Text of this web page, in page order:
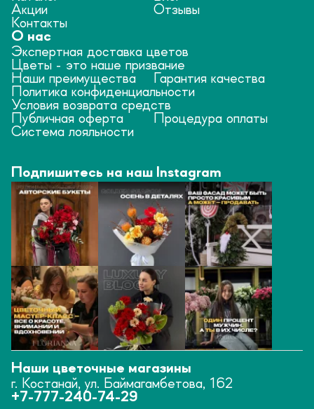
Акции
Отзывы
Контакты
О нас
Экспертная доставка цветов
Цветы - это наше призвание
Наши преимущества
Гарантия качества
Политика конфиденциальности
Условия возврата средств
Публичная оферта
Процедура оплаты
Система лояльности
Подпишитесь на наш Instagram
Наши цветочные магазины
г. Костанай, ул. Баймагамбетова, 162
+7-777-240-74-29